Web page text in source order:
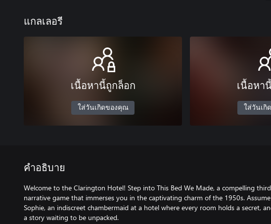
แกลเลอรี
เนื้อหานี้ถูกล็อก
ใส่วันเกิดของคุณ
เนื้อหา
ใส่วันเ
คำอธิบาย
Welcome to the Clarington Hotel! Step into This Bed We Made, a compelling
narrative game that immerses you in the captivating charm of the 1950s.
Sophie, an indiscreet chambermaid at a hotel where every room holds a secret,
a story waiting to be unpacked.